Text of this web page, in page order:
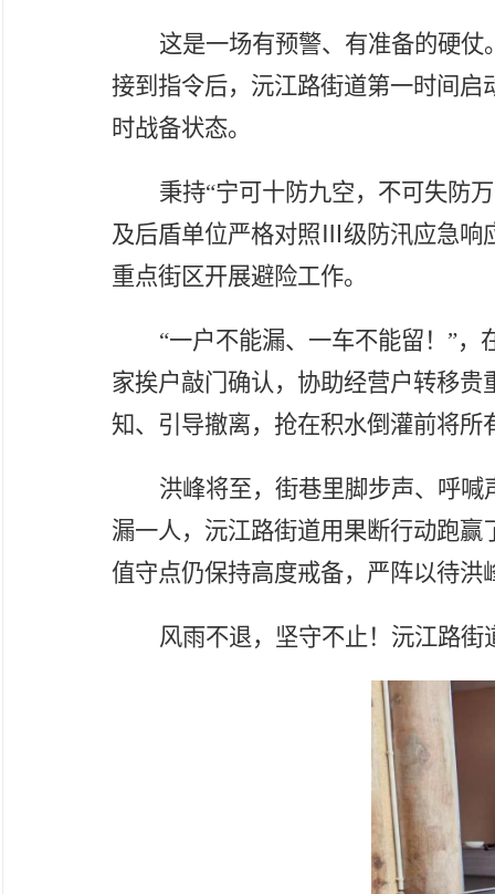
这是一场有预警、有准备的硬仗
接到指令后，沅江路街道第一时间
时战备状态。
秉持“宁可十防九空，不可失防
及后盾单位严格对照 Ⅲ级防汛应急响
重点街区开展避险工作。
“一户不能漏、一车不能留！”，
家挨户敲门确认，协助经营户转移
知、引导撤离，抢在积水倒灌前将所
洪峰将至，街巷里脚步声、呼
漏一人，沅江路街道用果断行动跑
值守点仍保持高度戒备，严阵以待洪
风雨不退，坚守不止！沅江路